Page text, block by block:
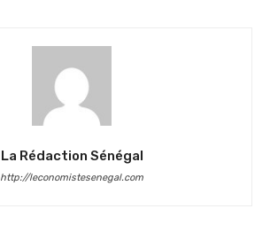
La Rédaction Sénégal
http://leconomistesenegal.com